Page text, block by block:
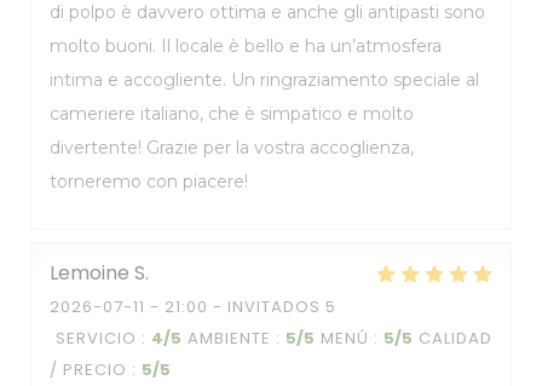
di polpo è davvero ottima e anche gli antipasti sono
molto buoni. Il locale è bello e ha un’atmosfera
intima e accogliente. Un ringraziamento speciale al
cameriere italiano, che è simpatico e molto
divertente! Grazie per la vostra accoglienza,
torneremo con piacere!
Lemoine S
2026-07-11 - 21:00 - INVITADOS 5
SERVICIO : 4/5 AMBIENTE : 5/5 MENÚ : 5/5 CALIDAD
/ PRECIO : 5/5